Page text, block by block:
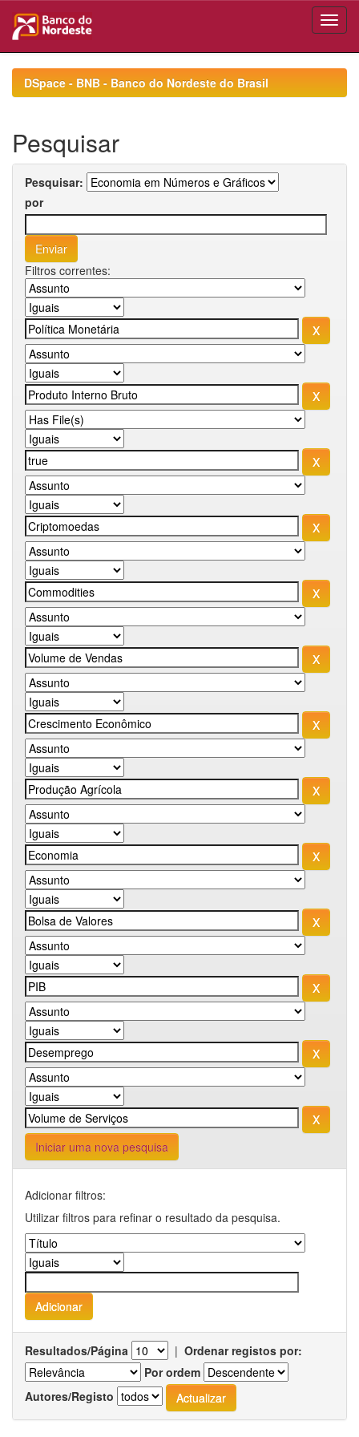
navigationDSpace - BNB - Banco do Nordeste do Brasil
Pesquisar
Pesquisar:
por
Filtros correntes:
Iniciar uma nova pesquisa
Adicionar filtros:
Utilizar filtros para refinar o resultado da pesquisa.
Resultados/Página | Ordenar registos por:
Por ordem
Autores/Registo